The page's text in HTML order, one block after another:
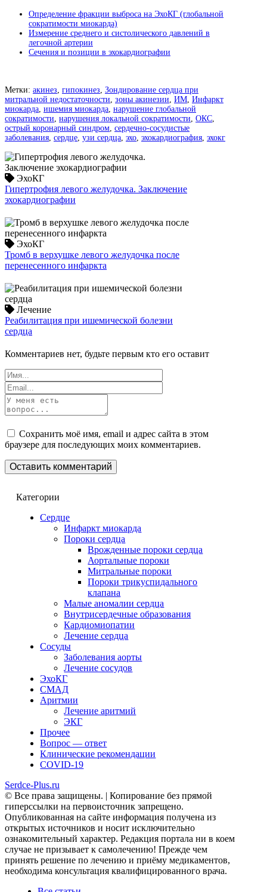
Определение фракции выброса на ЭхоКГ (глобальной
сократимости миокарда)
Измерение среднего и систолического давлений в
легочной артерии
Сечения и позиции в эхокардиографии
Метки: акинез гипокинез Зондирование сердца при
митральной недостаточности зоны акинезии ИМ Инфаркт
миокарда ишемия миокарда нарушение глобальной
сократимости нарушения локальной сократимости ОКС
острый коронарный синдром сердечно-сосудистые
заболевания сердце узи сердца эхо эхокардиография эхокг
ЭхоКГ
Гипертрофия левого желудочка. Заключение
эхокардиографии
ЭхоКГ
Тромб в верхушке левого желудочка после
перенесенного инфаркта
Лечение
Реабилитация при ишемической болезни
сердца
Комментариев нет, будьте первым кто его оставит
Сохранить моё имя, email и адрес сайта в этом
браузере для последующих моих комментариев.
Категории
Сердце
Инфаркт миокарда
Пороки сердца
Врожденные пороки сердца
Аортальные пороки
Митральные пороки
Пороки трикуспидального
клапана
Малые аномалии сердца
Внутрисердечные образования
Кардиомиопатии
Лечение сердца
Сосуды
Заболевания аорты
Лечение сосудов
ЭхоКГ
СМАД
Аритмии
Лечение аритмий
ЭКГ
Прочее
Вопрос — ответ
Клинические рекомендации
COVID-19
Serdce-Plus.ru
© Все права защищены. | Копирование без прямой
гиперссылки на первоисточник запрещено.
Опубликованная на сайте информация получена из
открытых источников и носит исключительно
ознакомительный характер. Редакция портала ни в коем
случае не призывает к самолечению! Прежде чем
принять решение по лечению и приёму медикаментов,
необходима консультация квалифицированного врача.